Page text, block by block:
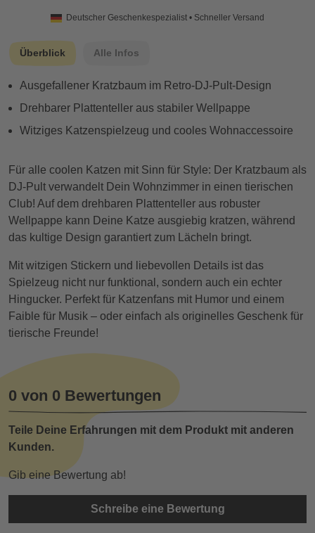
Deutscher Geschenkespezialist • Schneller Versand
Überblick Alle Infos
Ausgefallener Kratzbaum im Retro-DJ-Pult-Design
Drehbarer Plattenteller aus stabiler Wellpappe
Witziges Katzenspielzeug und cooles Wohnaccessoire
Für alle coolen Katzen mit Sinn für Style: Der Kratzbaum als
DJ-Pult verwandelt Dein Wohnzimmer in einen tierischen
Club! Auf dem drehbaren Plattenteller aus robuster
Wellpappe kann Deine Katze ausgiebig kratzen, während
das kultige Design garantiert zum Lächeln bringt.
Mit witzigen Stickern und liebevollen Details ist das
Spielzeug nicht nur funktional, sondern auch ein echter
Hingucker. Perfekt für Katzenfans mit Humor und einem
Faible für Musik – oder einfach als originelles Geschenk für
tierische Freunde!
0 von 0 Bewertungen
Teile Deine Erfahrungen mit dem Produkt mit anderen
Kunden.
Gib eine Bewertung ab!
Schreibe eine Bewertung